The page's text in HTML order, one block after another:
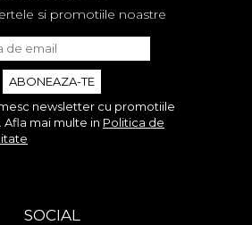
si promotiile noastre
newsletter cu promotiile
Afla mai multe in Politica de
SOCIAL